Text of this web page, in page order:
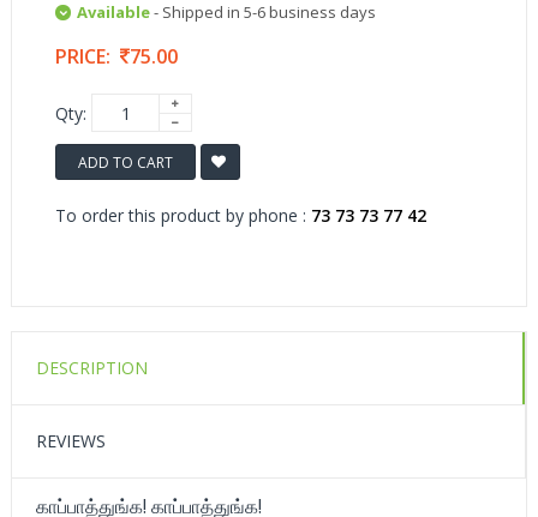
Available- Shipped in 5-6 business days
PRICE: 75.00
Qty:
ADD TO CART
To order this product by phone : 73 73 73 77 42
DESCRIPTION
REVIEWS
காப்பாத்துங்க! காப்பாத்துங்க!